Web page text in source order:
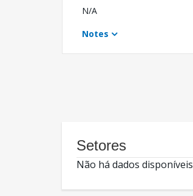
N/A
Notes
Setores
Não há dados disponíveis